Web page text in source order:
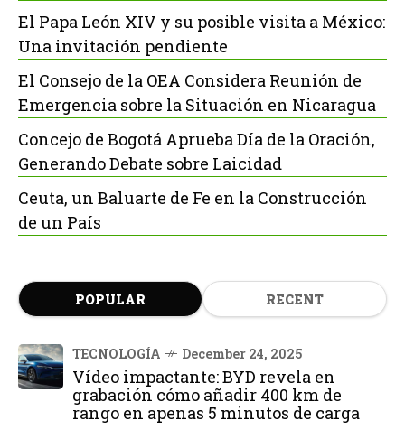
El Papa León XIV y su posible visita a México:
Una invitación pendiente
El Consejo de la OEA Considera Reunión de
Emergencia sobre la Situación en Nicaragua
Concejo de Bogotá Aprueba Día de la Oración,
Generando Debate sobre Laicidad
Ceuta, un Baluarte de Fe en la Construcción
de un País
POPULAR RECENT
TECNOLOGÍA December 24, 2025
Vídeo impactante: BYD revela en
grabación cómo añadir 400 km de
rango en apenas 5 minutos de carga